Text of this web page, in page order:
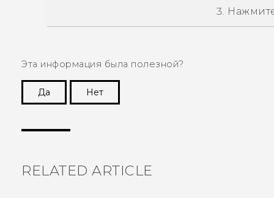
Эта информация была полезной?
Да
Нет
RELATED ARTICLE